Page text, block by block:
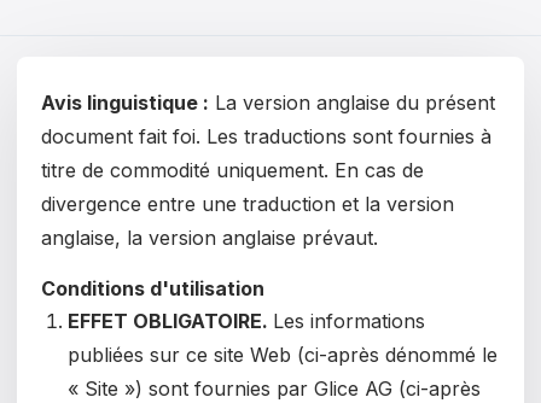
Hrvatski
Română
日本語
한국어
中文
Русский
Avis linguistique : La version anglaise du présent
document fait foi. Les traductions sont fournies à
titre de commodité uniquement. En cas de
divergence entre une traduction et la version
anglaise, la version anglaise prévaut.
Conditions d'utilisation
EFFET OBLIGATOIRE. Les informations
publiées sur ce site Web (ci-après dénommé le
« Site ») sont fournies par Glice AG (ci-après